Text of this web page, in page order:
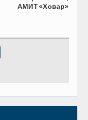
АМИТ «Ховар»